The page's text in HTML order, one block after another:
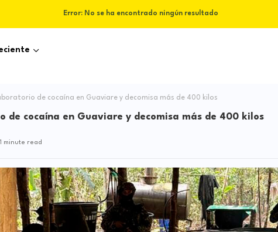
Error: No se ha encontrado ningún resultado
de cocaína en Guaviare y decomisa más de 400 kilos
de cocaína en Guaviare y decomisa más de 400 kilos
1 minute read